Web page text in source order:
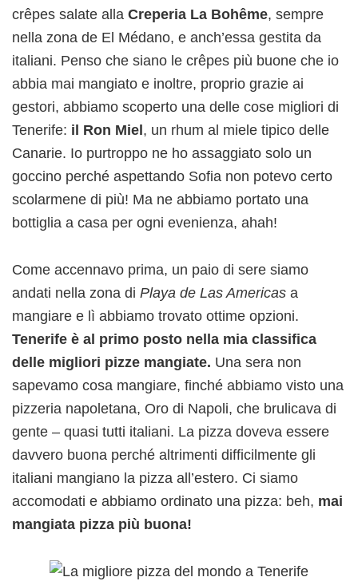
crêpes salate alla Creperia La Bohême, sempre
nella zona de El Médano, e anch’essa gestita da
italiani. Penso che siano le crêpes più buone che io
abbia mai mangiato e inoltre, proprio grazie ai
gestori, abbiamo scoperto una delle cose migliori di
Tenerife: il Ron Miel, un rhum al miele tipico delle
Canarie. Io purtroppo ne ho assaggiato solo un
goccino perché aspettando Sofia non potevo certo
scolarmene di più! Ma ne abbiamo portato una
bottiglia a casa per ogni evenienza, ahah!
Come accennavo prima, un paio di sere siamo
andati nella zona di Playa de Las Americas a
mangiare e lì abbiamo trovato ottime opzioni.
Tenerife è al primo posto nella mia classifica
delle migliori pizze mangiate. Una sera non
sapevamo cosa mangiare, finché abbiamo visto una
pizzeria napoletana, Oro di Napoli, che brulicava di
gente – quasi tutti italiani. La pizza doveva essere
davvero buona perché altrimenti difficilmente gli
italiani mangiano la pizza all’estero. Ci siamo
accomodati e abbiamo ordinato una pizza: beh, mai
mangiata pizza più buona!